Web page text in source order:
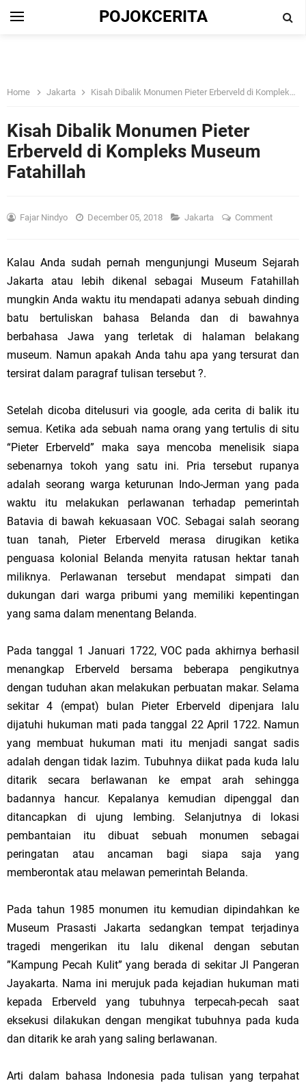
POJOKCERITA
Home Jakarta Kisah Dibalik Monumen Pieter Erberveld di Kompleks Museum Fatahillah
Kisah Dibalik Monumen Pieter
Erberveld di Kompleks Museum
Fatahillah
Fajar Nindyo December 05, 2018 Jakarta Comment
Kalau Anda sudah pernah mengunjungi Museum Sejarah
Jakarta atau lebih dikenal sebagai Museum Fatahillah
mungkin Anda waktu itu mendapati adanya sebuah dinding
batu bertuliskan bahasa Belanda dan di bawahnya
berbahasa Jawa yang terletak di halaman belakang
museum. Namun apakah Anda tahu apa yang tersurat dan
tersirat dalam paragraf tulisan tersebut ?.
Setelah dicoba ditelusuri via google, ada cerita di balik itu
semua. Ketika ada sebuah nama orang yang tertulis di situ
“Pieter Erberveld” maka saya mencoba menelisik siapa
sebenarnya tokoh yang satu ini. Pria tersebut rupanya
adalah seorang warga keturunan Indo-Jerman yang pada
waktu itu melakukan perlawanan terhadap pemerintah
Batavia di bawah kekuasaan VOC. Sebagai salah seorang
tuan tanah, Pieter Erberveld merasa dirugikan ketika
penguasa kolonial Belanda menyita ratusan hektar tanah
miliknya. Perlawanan tersebut mendapat simpati dan
dukungan dari warga pribumi yang memiliki kepentingan
yang sama dalam menentang Belanda.
Pada tanggal 1 Januari 1722, VOC pada akhirnya berhasil
menangkap Erberveld bersama beberapa pengikutnya
dengan tuduhan akan melakukan perbuatan makar. Selama
sekitar 4 (empat) bulan Pieter Erberveld dipenjara lalu
dijatuhi hukuman mati pada tanggal 22 April 1722. Namun
yang membuat hukuman mati itu menjadi sangat sadis
adalah dengan tidak lazim. Tubuhnya diikat pada kuda lalu
ditarik secara berlawanan ke empat arah sehingga
badannya hancur. Kepalanya kemudian dipenggal dan
ditancapkan di ujung lembing. Selanjutnya di lokasi
pembantaian itu dibuat sebuah monumen sebagai
peringatan atau ancaman bagi siapa saja yang
memberontak atau melawan pemerintah Belanda.
Pada tahun 1985 monumen itu kemudian dipindahkan ke
Museum Prasasti Jakarta sedangkan tempat terjadinya
tragedi mengerikan itu lalu dikenal dengan sebutan
”Kampung Pecah Kulit” yang berada di sekitar Jl Pangeran
Jayakarta. Nama ini merujuk pada kejadian hukuman mati
kepada Erberveld yang tubuhnya terpecah-pecah saat
eksekusi dilakukan dengan mengikat tubuhnya pada kuda
dan ditarik ke arah yang saling berlawanan.
Arti dalam bahasa Indonesia pada tulisan yang terpahat